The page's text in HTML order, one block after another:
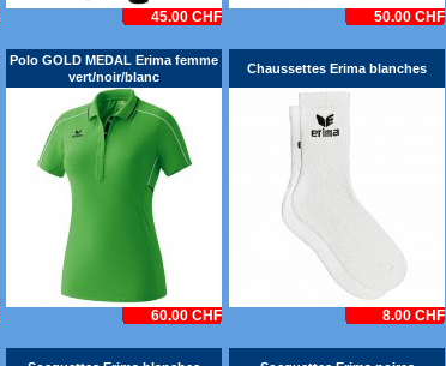
45.00 CHF 50.00 CHF
Polo GOLD MEDAL Erima femme
vert/noir/blanc
60.00 CHF
Chaussettes Erima blanches
8.00 CHF